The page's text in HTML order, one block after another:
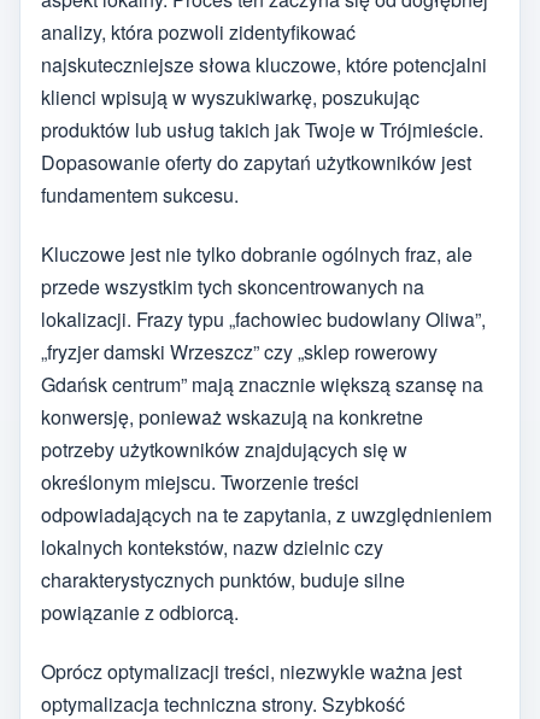
analizy, która pozwoli zidentyfikować
najskuteczniejsze słowa kluczowe, które potencjalni
klienci wpisują w wyszukiwarkę, poszukując
produktów lub usług takich jak Twoje w Trójmieście.
Dopasowanie oferty do zapytań użytkowników jest
fundamentem sukcesu.
Kluczowe jest nie tylko dobranie ogólnych fraz, ale
przede wszystkim tych skoncentrowanych na
lokalizacji. Frazy typu „fachowiec budowlany Oliwa”,
„fryzjer damski Wrzeszcz” czy „sklep rowerowy
Gdańsk centrum” mają znacznie większą szansę na
konwersję, ponieważ wskazują na konkretne
potrzeby użytkowników znajdujących się w
określonym miejscu. Tworzenie treści
odpowiadających na te zapytania, z uwzględnieniem
lokalnych kontekstów, nazw dzielnic czy
charakterystycznych punktów, buduje silne
powiązanie z odbiorcą.
Oprócz optymalizacji treści, niezwykle ważna jest
optymalizacja techniczna strony. Szybkość